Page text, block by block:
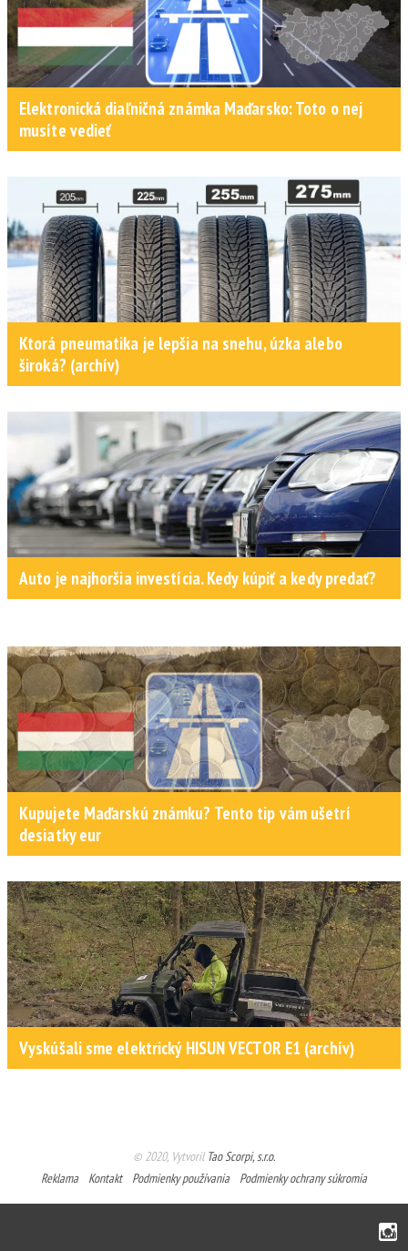
Elektronická diaľničná známka Maďarsko: Toto o nej
musíte vedieť
Ktorá pneumatika je lepšia na snehu, úzka alebo
široká? (archív)
Auto je najhoršia investícia. Kedy kúpiť a kedy predať?
Kupujete Maďarskú známku? Tento tip vám ušetrí
desiatky eur
Vyskúšali sme elektrický HISUN VECTOR E1 (archív)
© 2020, Vytvoril Tao Scorpi, s.r.o.
Reklama
Kontakt Podmienky používania Podmienky ochrany súkromia
Instagram